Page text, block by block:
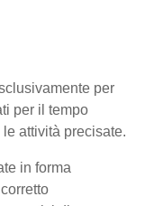
per
per il tempo
attività precisate.
in forma